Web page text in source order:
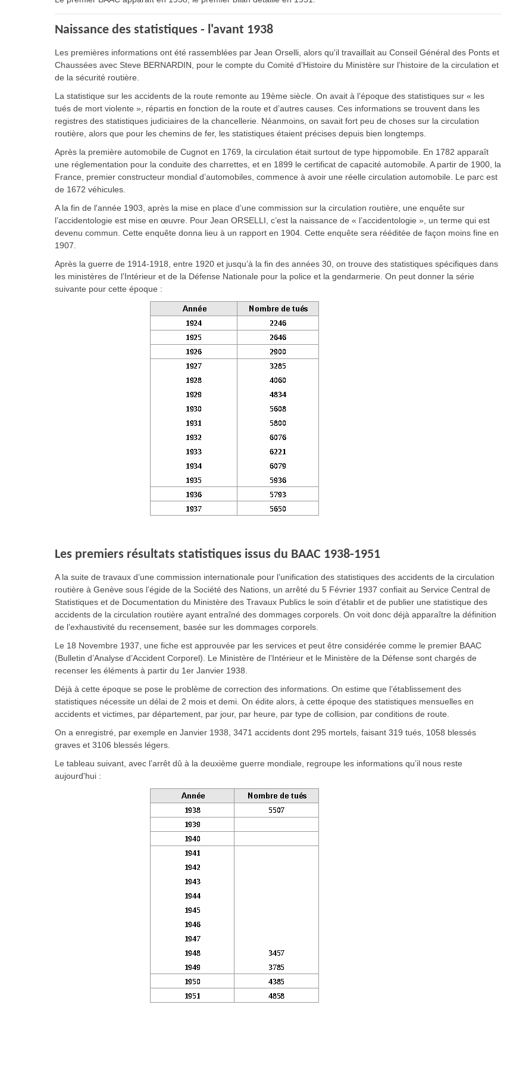
Naissance des statistiques - l'avant 1938
Les premières informations ont été rassemblées par Jean Orselli, alors qu'il travaillait au Conseil Général des Ponts et
Chaussées avec Steve BERNARDIN, pour le compte du Comité d’Histoire du Ministère sur l’histoire de la circulation et
de la sécurité routière.
La statistique sur les accidents de la route remonte au 19ème siècle. On avait à l’époque des statistiques sur « les
tués de mort violente », répartis en fonction de la route et d’autres causes. Ces informations se trouvent dans les
registres des statistiques judiciaires de la chancellerie. Néanmoins, on savait fort peu de choses sur la circulation
routière, alors que pour les chemins de fer, les statistiques étaient précises depuis bien longtemps.
Après la première automobile de Cugnot en 1769, la circulation était surtout de type hippomobile. En 1782 apparaît
une réglementation pour la conduite des charrettes, et en 1899 le certificat de capacité automobile. A partir de 1900, la
France, premier constructeur mondial d’automobiles, commence à avoir une réelle circulation automobile. Le parc est
de 1672 véhicules.
A la fin de l'année 1903, après la mise en place d’une commission sur la circulation routière, une enquête sur
l’accidentologie est mise en œuvre. Pour Jean ORSELLI, c’est la naissance de « l’accidentologie », un terme qui est
devenu commun. Cette enquête donna lieu à un rapport en 1904. Cette enquête sera rééditée de façon moins fine en
1907.
Après la guerre de 1914-1918, entre 1920 et jusqu’à la fin des années 30, on trouve des statistiques spécifiques dans
les ministères de l’Intérieur et de la Défense Nationale pour la police et la gendarmerie. On peut donner la série
suivante pour cette époque :
Les premiers résultats statistiques issus du BAAC 1938-1951
A la suite de travaux d’une commission internationale pour l’unification des statistiques des accidents de la circulation
routière à Genève sous l’égide de la Société des Nations, un arrêté du 5 Février 1937 confiait au Service Central de
Statistiques et de Documentation du Ministère des Travaux Publics le soin d’établir et de publier une statistique des
accidents de la circulation routière ayant entraîné des dommages corporels. On voit donc déjà apparaître la définition
de l’exhaustivité du recensement, basée sur les dommages corporels.
Le 18 Novembre 1937, une fiche est approuvée par les services et peut être considérée comme le premier BAAC
(Bulletin d’Analyse d’Accident Corporel). Le Ministère de l’Intérieur et le Ministère de la Défense sont chargés de
recenser les éléments à partir du 1er Janvier 1938.
Déjà à cette époque se pose le problème de correction des informations. On estime que l’établissement des
statistiques nécessite un délai de 2 mois et demi. On édite alors, à cette époque des statistiques mensuelles en
accidents et victimes, par département, par jour, par heure, par type de collision, par conditions de route.
On a enregistré, par exemple en Janvier 1938, 3471 accidents dont 295 mortels, faisant 319 tués, 1058 blessés
graves et 3106 blessés légers.
Le tableau suivant, avec l’arrêt dû à la deuxième guerre mondiale, regroupe les informations qu’il nous reste
aujourd'hui :